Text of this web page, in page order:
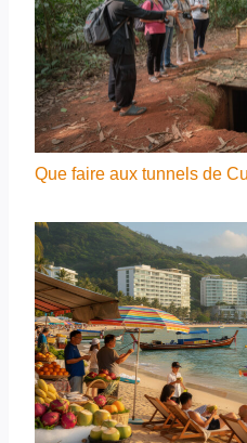
Que faire aux tunnels de